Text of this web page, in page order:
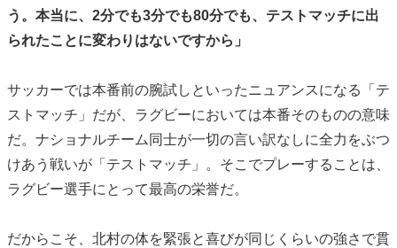
う。本当に、2分でも3分でも80分でも、テストマッチに出
られたことに変わりはないですから」
サッカーでは本番前の腕試しといったニュアンスになる「テ
ストマッチ」だが、ラグビーにおいては本番そのものの意味
だ。ナショナルチーム同士が一切の言い訳なしに全力をぶつ
けあう戦いが「テストマッチ」。そこでプレーすることは、
ラグビー選手にとって最高の栄誉だ。
だからこそ、北村の体を緊張と喜びが同じくらいの強さで貫